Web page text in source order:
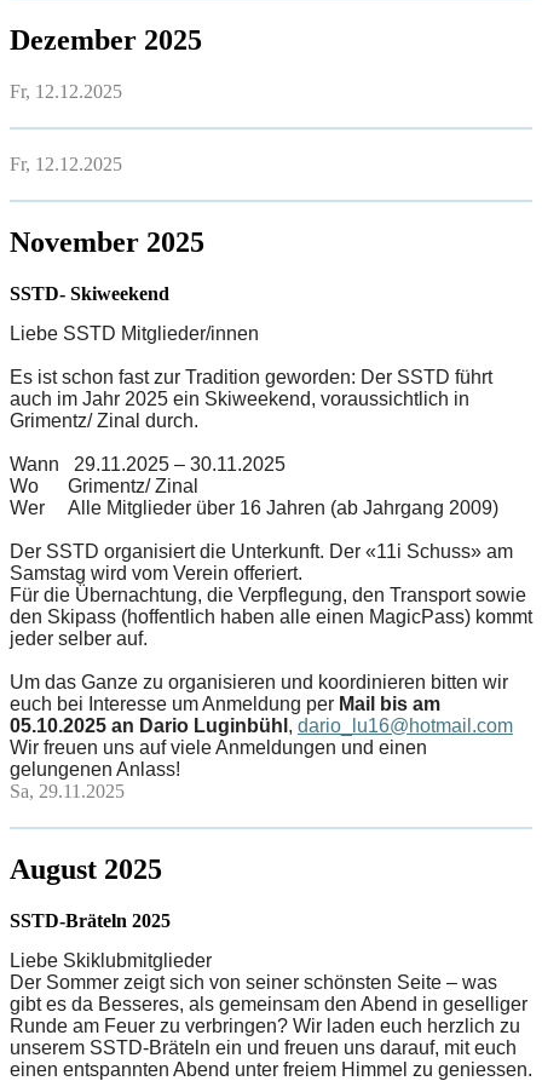
Dezember 2025
Fr, 12.12.2025
Fr, 12.12.2025
November 2025
SSTD- Skiweekend
Liebe SSTD Mitglieder/innen
Es ist schon fast zur Tradition geworden: Der SSTD führt
auch im Jahr 2025 ein Skiweekend, voraussichtlich in
Grimentz/ Zinal durch.
Wann 29.11.2025 – 30.11.2025
Wo Grimentz/ Zinal
Wer Alle Mitglieder über 16 Jahren (ab Jahrgang 2009)
Der SSTD organisiert die Unterkunft. Der «11i Schuss» am
Samstag wird vom Verein offeriert.
Für die Übernachtung, die Verpflegung, den Transport sowie
den Skipass (hoffentlich haben alle einen MagicPass) kommt
jeder selber auf.
Um das Ganze zu organisieren und koordinieren bitten wir
euch bei Interesse um Anmeldung per Mail bis am
05.10.2025 an Dario Luginbühl , dario_lu16@hotmail.com
Wir freuen uns auf viele Anmeldungen und einen
gelungenen Anlass!
Sa, 29.11.2025
August 2025
SSTD-Bräteln 2025
Liebe Skiklubmitglieder
Der Sommer zeigt sich von seiner schönsten Seite – was
gibt es da Besseres, als gemeinsam den Abend in geselliger
Runde am Feuer zu verbringen? Wir laden euch herzlich zu
unserem SSTD-Bräteln ein und freuen uns darauf, mit euch
einen entspannten Abend unter freiem Himmel zu geniessen.